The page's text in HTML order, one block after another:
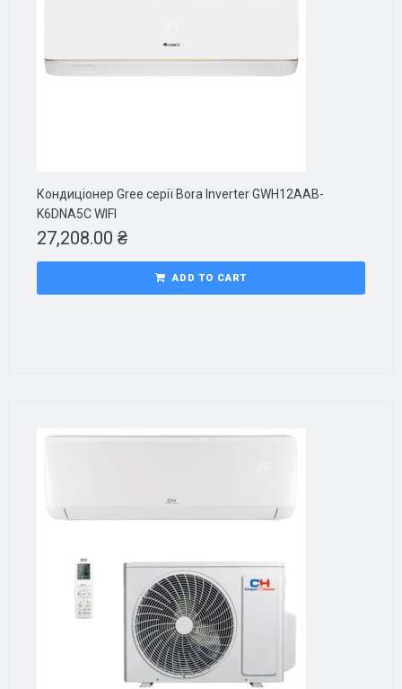
Кондиціонер Gree серії Bora Inverter GWH12AAB-
K6DNA5C WIFI
27,208.00 ₴
ADD TO CART